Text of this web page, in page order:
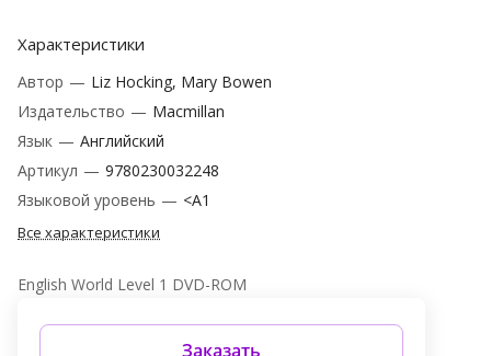
Характеристики
Автор — Liz Hocking, Mary Bowen
Издательство — Macmillan
Язык — Английский
Артикул — 9780230032248
Языковой уровень — <A1
Все характеристики
English World Level 1 DVD-ROM
Заказать